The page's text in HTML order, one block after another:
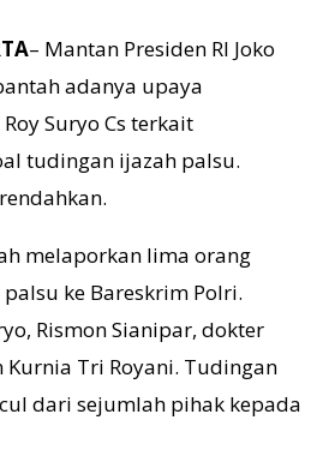
– Mantan Presiden RI Joko
adanya upaya
Suryo Cs terkait
tudingan ijazah palsu.
melaporkan lima orang
ke Bareskrim Polri.
Rismon Sianipar, dokter
Kurnia Tri Royani. Tudingan
dari sejumlah pihak kepada